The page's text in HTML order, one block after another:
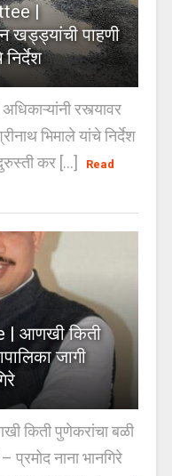
|
खड्ड्यांची पाहणी
रस्त्यावर
भिमाले यांचे निर्देश
कर [...]
Read
| आणखी किती
जागी
किती पुणेकरांचा बळी
प्रमोद नाना भानगिरे